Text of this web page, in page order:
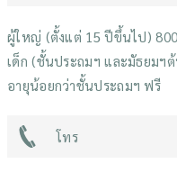
ผู้ใหญ่ (ตั้งแต่ 15 ปีขึ้นไป)
เด็ก (ชั้นประถมฯ และมัธยมฯ
อายุน้อยกว่าชั้นประถมฯ ฟรี
โทร